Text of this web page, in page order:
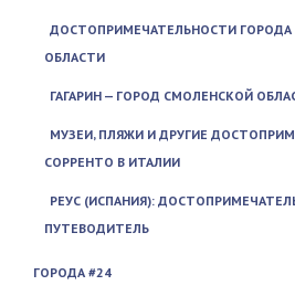
ДОСТОПРИМЕЧАТЕЛЬНОСТИ
ОБЛАСТИ
ГАГАРИН — ГОРОД СМОЛЕНСКОЙ
МУЗЕИ, ПЛЯЖИ И ДРУГИЕ
СОРРЕНТО В ИТАЛИИ
РЕУС (ИСПАНИЯ):
ПУТЕВОДИТЕЛЬ
ГОРОДА #24